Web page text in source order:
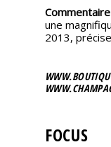
une
2013,
FOCUS